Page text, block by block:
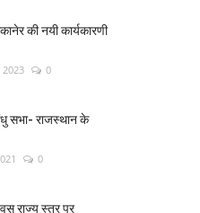
की नयी कार्यकारणी
2023 0
सभा- राजस्थान के
0
राज्य स्तर पर